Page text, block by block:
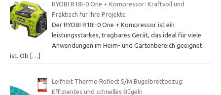
RYOBI R18I-0 One + Kompressor: Kraftvoll und
Praktisch für Ihre Projekte
Der RYOBI R18I-0 One + Kompressor ist ein
leistungsstarkes, tragbares Gerät, das ideal für viele
Anwendungen im Heim- und Gartenbereich geeignet
ist. Ob
[…]
Leifheit Thermo Reflect S/M Bügelbrettbezug:
Effizientes und schnelles Bügeln